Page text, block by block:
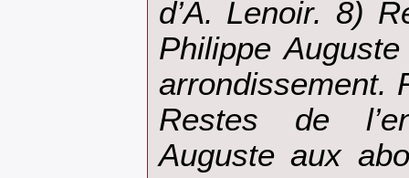
d’A. Lenoir. 8)
Philippe
arrondissement.
Restes de
Auguste aux